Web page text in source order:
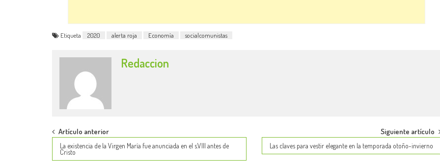
Etiqueta 2020 alerta roja Economía socialcomunistas
Redaccion
Post
navigation
Artículo anterior
La existencia de la Virgen María fue anunciada en el s.VIII antes de
Cristo
Siguiente artículo
Las claves para vestir elegante en la temporada otoño-invierno